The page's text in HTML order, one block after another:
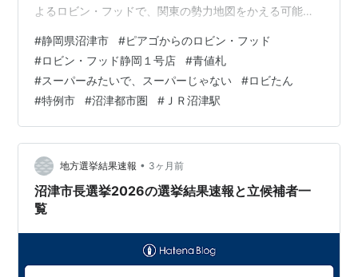
よるロビン・フッドで、関東の勢力地図をかえる可能性
号店は静岡県の沼津市にオープン。５号店は、三重県四
日市市で、すべて元々は、ピアゴ。 沼津市の最南端とい
ったような場所で、伊豆ゲートウェイみたいなエリア。
スーパーみたいで、スーパーじゃないとあります。これ
がウケるのかどうか、まだ様子見といったところかもし
れません。 関東への進出はまだ未定ですが、…
#静岡県沼津市 #ピアゴからのロビン・フッド
#ロビン・フッド静岡１号店 #青値札
#スーパーみたいで、スーパーじゃない #ロビたん
#特例市 #沼津都市圏 # ＪＲ沼津駅
地方選挙結果速報 • 3ヶ月前
沼津市長選挙2026の選挙結果速報と立候補者一
覧